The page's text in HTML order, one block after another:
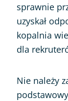
sprawnie
uzyskał
kopalnia
dla
Nie należy